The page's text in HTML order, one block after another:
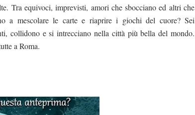
Tra equivoci, imprevisti, amori che sbocciano ed altri che
a mescolare le carte e riaprire i giochi del cuore? Sei
collidono e si intrecciano nella città più bella del mondo.
a Roma.